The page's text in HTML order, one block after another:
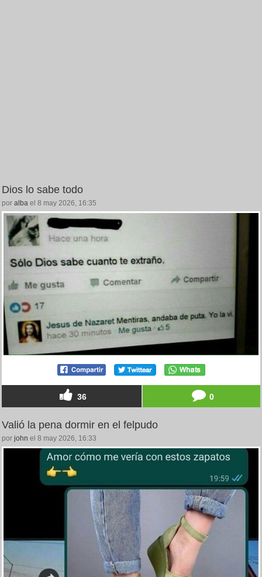
Dios lo sabe todo
por alba el 8 may 2026, 16:35
36 0
Valió la pena dormir en el felpudo
por john el 8 may 2026, 16:33